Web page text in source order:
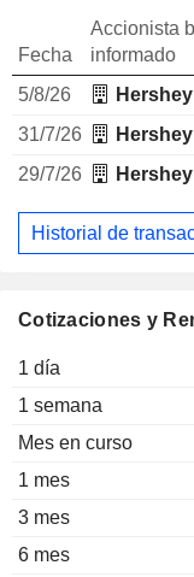
Cotizaciones y
1 día
1 semana
Mes en curso
1 mes
3 mes
6 mes
Fecha
Accionista
informado
5/8/26
31/7/26
29/7/26
Historial de